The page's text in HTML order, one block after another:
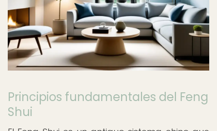
Principios fundamentales del Feng
Shui